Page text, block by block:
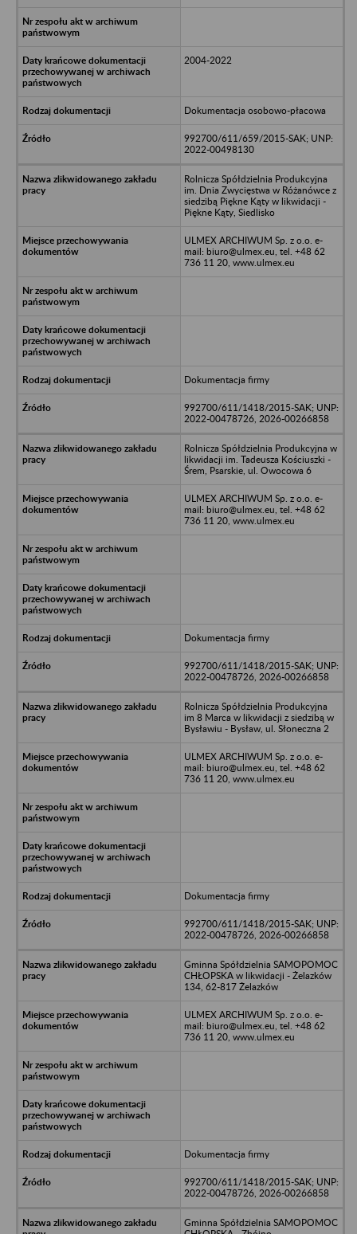
2004-2022
Dokumentacja osobowo-płacowa
992700/611/659/2015-SAK; UNP:
2022-00498130
Rolnicza Spółdzielnia Produkcyjna
im. Dnia Zwycięstwa w Różanówce z
siedzibą Piękne Kąty w likwidacji -
Piękne Kąty, Siedlisko
ULMEX ARCHIWUM Sp. z o.o. e-
mail: biuro@ulmex.eu, tel. +48 62
736 11 20, www.ulmex.eu
Dokumentacja firmy
992700/611/1418/2015-SAK; UNP:
2022-00478726, 2026-00266858
Rolnicza Spółdzielnia Produkcyjna w
likwidacji im. Tadeusza Kościuszki -
Śrem, Psarskie, ul. Owocowa 6
ULMEX ARCHIWUM Sp. z o.o. e-
mail: biuro@ulmex.eu, tel. +48 62
736 11 20, www.ulmex.eu
Dokumentacja firmy
992700/611/1418/2015-SAK; UNP:
2022-00478726, 2026-00266858
Rolnicza Spółdzielnia Produkcyjna
im 8 Marca w likwidacji z siedzibą w
Bysławiu - Bysław, ul. Słoneczna 2
ULMEX ARCHIWUM Sp. z o.o. e-
mail: biuro@ulmex.eu, tel. +48 62
736 11 20, www.ulmex.eu
Dokumentacja firmy
992700/611/1418/2015-SAK; UNP:
2022-00478726, 2026-00266858
Gminna Spółdzielnia SAMOPOMOC
CHŁOPSKA w likwidacji - Żelazków
134, 62-817 Żelazków
ULMEX ARCHIWUM Sp. z o.o. e-
mail: biuro@ulmex.eu, tel. +48 62
736 11 20, www.ulmex.eu
Dokumentacja firmy
992700/611/1418/2015-SAK; UNP:
2022-00478726, 2026-00266858
Gminna Spółdzielnia SAMOPOMOC